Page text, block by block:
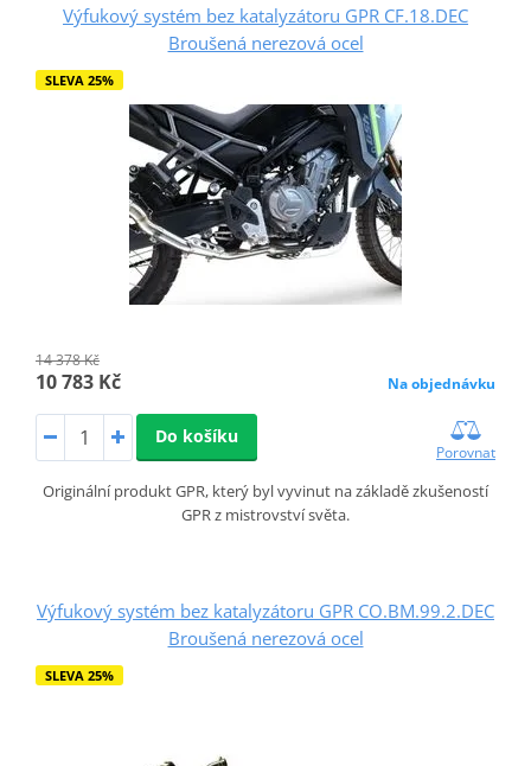
Výfukový systém bez katalyzátoru GPR CF.18.DEC
Broušená nerezová ocel
SLEVA 25%
14 378 Kč
10 783 Kč Na objednávku
Do košíku
Porovnat
Originální produkt GPR, který byl vyvinut na základě zkušeností
GPR z mistrovství světa.
Výfukový systém bez katalyzátoru GPR CO.BM.99.2.DEC
Broušená nerezová ocel
SLEVA 25%